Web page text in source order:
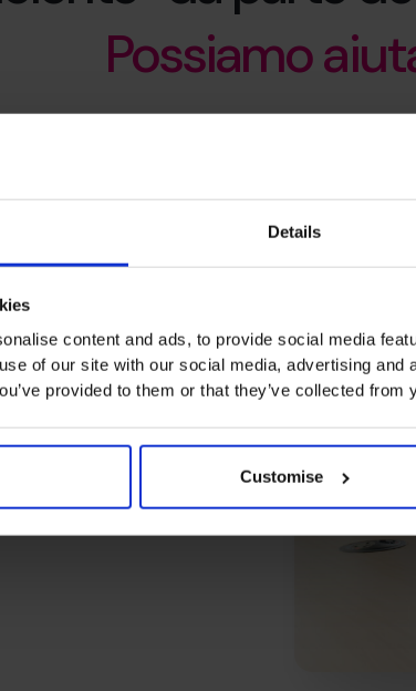
Details
content and ads, to provide social media
of our site with our social media, advertising
provided to them or that they’ve collected
Customise
Possiamo
sguardo
ai tuoi accordi
(e cosa no) e a costruire un
esterna.
siano davvero utili alla tua